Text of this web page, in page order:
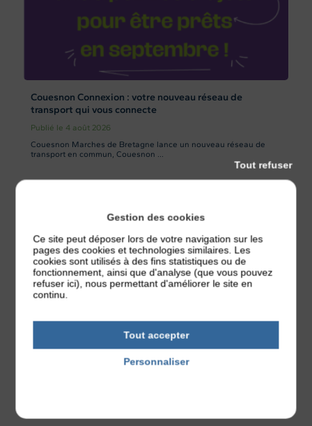
Couesnon Connexion : votre nouveau réseau de
transport qui vous connecte
Publié le 4 août 2026
Couesnon Marches de Bretagne lance un nouveau réseau de
transport en commun, Couesnon ...
Gestion des cookies
Ce site peut déposer lors de votre navigation sur les
pages des cookies et technologies similaires. Les
cookies sont utilisés à des fins statistiques ou de
fonctionnement, ainsi que d'analyse (que vous pouvez
refuser ici), nous permettant d'améliorer le site en
continu.
Tout accepter
Tout refuser
Personnaliser